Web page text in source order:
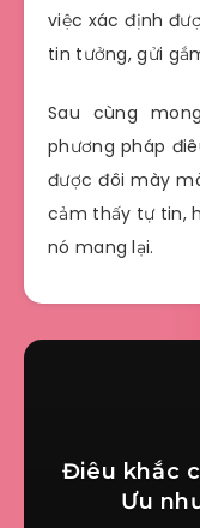
việc xác định
tin tưởng, gửi
Sau cùng
phương pháp
được đôi mày
cảm thấy tự tin,
nó mang lại.
Điêu khắc
Ưu